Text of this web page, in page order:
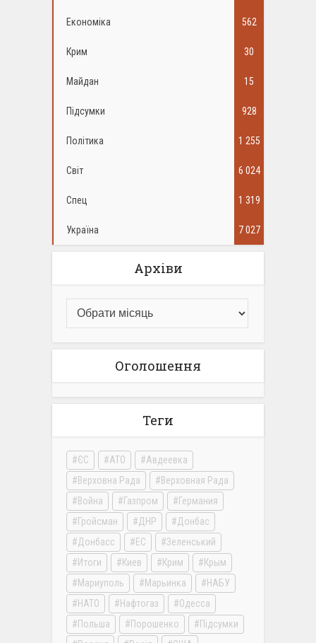
Економіка 562
Крим 30
Майдан 15
Підсумки 928
Політика 1 255
Світ 6 024
Спец 1 319
Україна 7 027
Архіви
Оголошення
Теги
ЄС АТО
Авдеевка
Верховна Рада
Верховная Рада
Война
Газпром
Германия
Гройсман
ДНР
Донбас
Донбасс
ЕС
Зеленський
Итоги
Киев Крим
Крым
Мариуполь
Марьинка
НАБУ
НАТО
Нафтогаз
Одесса
Польша
Порошенко
Підсумки